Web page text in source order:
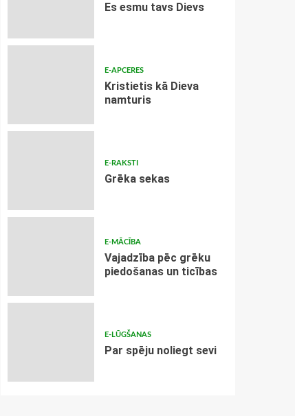
Es esmu tavs Dievs
E-APCERES
Kristietis kā Dieva
namturis
E-RAKSTI
Grēka sekas
E-MĀCĪBA
Vajadzība pēc grēku
piedošanas un ticības
E-LŪGŠANAS
Par spēju noliegt sevi